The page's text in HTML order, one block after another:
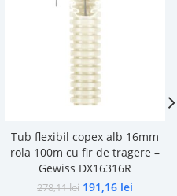
Tub flexibil copex alb 16mm
rola 100m cu fir de tragere –
Gewiss DX16316R
278,11lei 191,16 lei